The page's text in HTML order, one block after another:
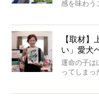
た。その
感を味わう
たひとり
ところが
症し、なん
きの年齢は
た。さら
いいます。
この事実
【取材
い」愛犬
運命の子は
ってしまっ